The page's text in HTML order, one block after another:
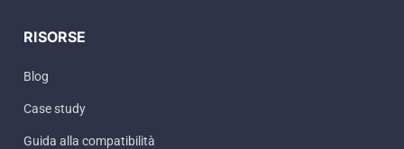
RISORSE
Blog
Case study
Guida alla compatibilità